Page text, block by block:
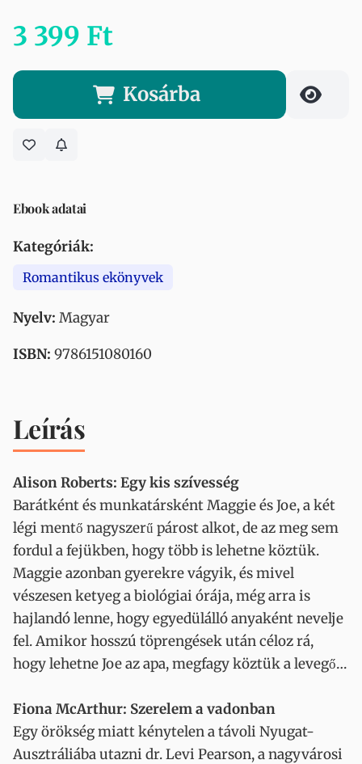
3 399 Ft
Kosárba
Ebook adatai
Kategóriák:
Romantikus ekönyvek
Nyelv: Magyar
ISBN: 9786151080160
Leírás
Alison Roberts: Egy kis szívesség
Barátként és munkatársként Maggie és Joe, a két
légi mentő nagyszerű párost alkot, de az meg sem
fordul a fejükben, hogy több is lehetne köztük.
Maggie azonban gyerekre vágyik, és mivel
vészesen ketyeg a biológiai órája, még arra is
hajlandó lenne, hogy egyedülálló anyaként nevelje
fel. Amikor hosszú töprengések után céloz rá,
hogy lehetne Joe az apa, megfagy köztük a levegő…
Fiona McArthur: Szerelem a vadonban
Egy örökség miatt kénytelen a távoli Nyugat-
Ausztráliába utazni dr. Levi Pearson, a nagyvárosi